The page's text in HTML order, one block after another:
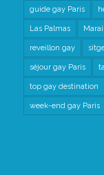
guide gay Paris
Las Palmas
reveillon gay
séjour gay Paris
top gay destination
week-end gay Paris